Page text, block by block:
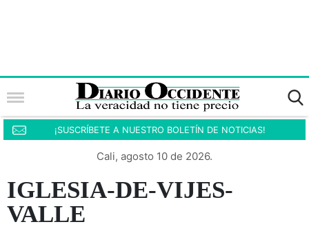
¡SUSCRÍBETE A NUESTRO BOLETÍN DE NOTICIAS!
Cali, agosto 10 de 2026.
IGLESIA-DE-VIJES-
VALLE